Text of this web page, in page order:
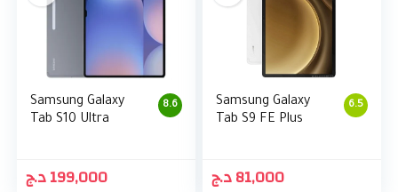
8.6
Samsung Galaxy
Tab S10 Ultra
199,000د.ج
6.5
Samsung Galaxy
Tab S9 FE Plus
81,000د.ج